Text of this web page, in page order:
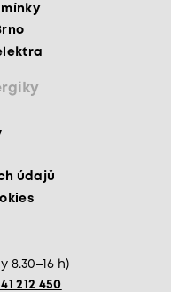
údajů
8.30–16 h)
212 450